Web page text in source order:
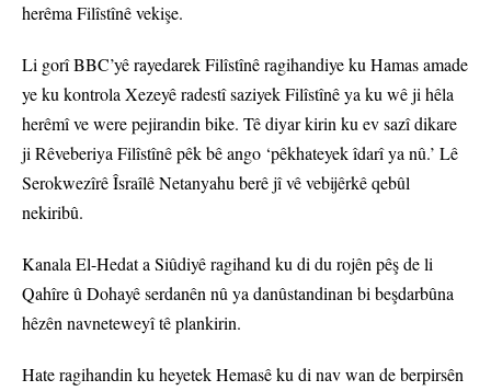
herêma Filîstînê vekişe.
Li gorî BBC’yê rayedarek Filîstînê ragihandiye ku Hamas amade
ye ku kontrola Xezeyê radestî saziyek Filîstînê ya ku wê ji hêla
herêmî ve were pejirandin bike. Tê diyar kirin ku ev sazî dikare
ji Rêveberiya Filîstînê pêk bê ango ‘pêkhateyek îdarî ya nû.’ Lê
Serokwezîrê Îsraîlê Netanyahu berê jî vê vebijêrkê qebûl
nekiribû.
Kanala El-Hedat a Siûdiyê ragihand ku di du rojên pêş de li
Qahîre û Dohayê serdanên nû ya danûstandinan bi beşdarbûna
hêzên navneteweyî tê plankirin.
Hate ragihandin ku heyetek Hemasê ku di nav wan de berpirsên